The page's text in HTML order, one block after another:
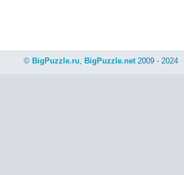
© BigPuzzle.ru, BigPuzzle.net2009 - 2024